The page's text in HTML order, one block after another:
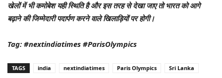
खेलों में भी कमोबेश यही स्थिति है और इस तरह से देखा जाए तो भारत को आगे
बढ़ाने की जिम्मेदारी पदार्पण करने वाले खिलाड़ियों पर होगी।
Tag: #nextindiatimes #ParisOlympics
TAGS india nextindiatimes Paris Olympics Sri Lanka